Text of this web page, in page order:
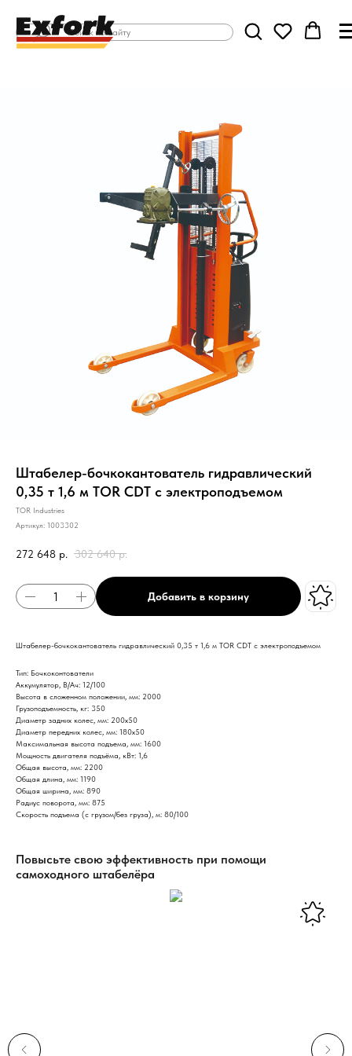
Штабелер-бочкокантователь гидравлический
0,35 т 1,6 м TOR CDT с электроподъемом
TOR Industries
Артикул: 1003302
272 648 р. 302 640 р.
Добавить в корзину
Штабелер-бочкокантователь гидравлический 0,35 т 1,6 м TOR CDT с электроподъемом
Тип: Бочкоконтователи
Аккумулятор, В/Ач: 12/100
Высота в сложенном положении, мм: 2000
Грузоподъемность, кг: 350
Диаметр задних колес, мм: 200х50
Диаметр передних колес, мм: 180х50
Максимальная высота подъема, мм: 1600
Мощность двигателя подъёма, кВт: 1,6
Общая высота, мм: 2200
Общая длина, мм: 1190
Общая ширина, мм: 890
Радиус поворота, мм: 875
Скорость подъема (с грузом/без груза), м: 80/100
Повысьте свою эффективность при помощи
самоходного штабелёра